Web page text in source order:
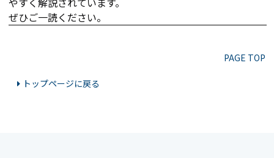
ぜひご一読ください。
PAGE TOP
トップページに戻る